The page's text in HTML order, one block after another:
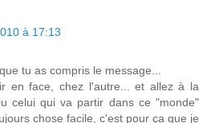
à 17:13
tu as compris le message...
en face, chez l'autre... et allez à la
celui qui va partir dans ce "monde"
chose facile, c'est pour ça que je